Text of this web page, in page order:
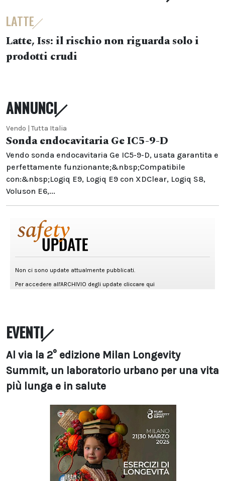
LATTE
Latte, Iss: il rischio non riguarda solo i
prodotti crudi
ANNUNCI
Vendo | Tutta Italia
Sonda endocavitaria Ge IC5-9-D
Vendo sonda endocavitaria Ge IC5-9-D, usata garantita e
perfettamente funzionante;&nbsp;Compatibile
con:&nbsp;Logiq E9, Logiq E9 con XDClear, Logiq S8,
Voluson E6,...
EVENTI
Al via la 2° edizione Milan Longevity
Summit, un laboratorio urbano per una vita
più lunga e in salute